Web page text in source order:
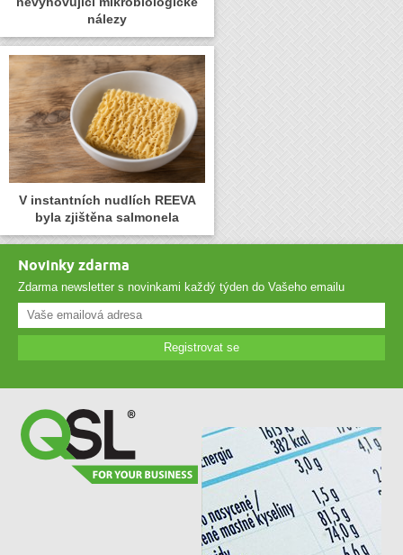
nálezy
V instantních nudlích REEVA
byla zjištěna salmonela
Novinky zdarma
Zdarma newsletter s novinkami každý týden do Vašeho emailu
Registrovat se